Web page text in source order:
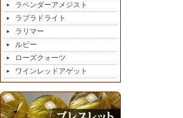
ラベンダーアメジスト
ラブラドライト
ラリマー
ルビー
ローズクォーツ
ワインレッドアゲット